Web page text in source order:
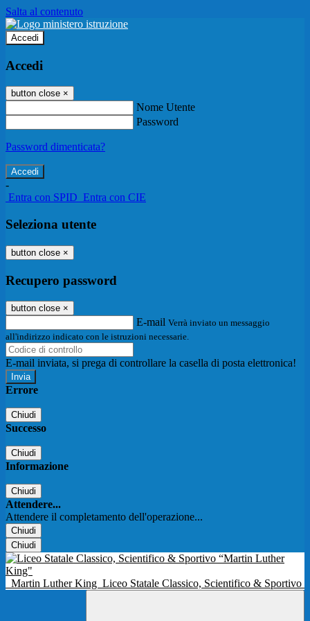
Salta al contenuto
Accedi
Accedi
button close ×
Nome Utente
Password
Password dimenticata?
-
Entra con SPID Entra con CIE
Seleziona utente
button close ×
Recupero password
button close ×
E-mail Verrà inviato un messaggio
all'indirizzo indicato con le istruzioni necessarie.
E-mail inviata, si prega di controllare la casella di posta elettronica!
Errore
Chiudi
Successo
Chiudi
Informazione
Chiudi
Attendere...
Attendere il completamento dell'operazione...
Chiudi
Chiudi
Martin Luther King Liceo Statale Classico, Scientifico & Sportivo